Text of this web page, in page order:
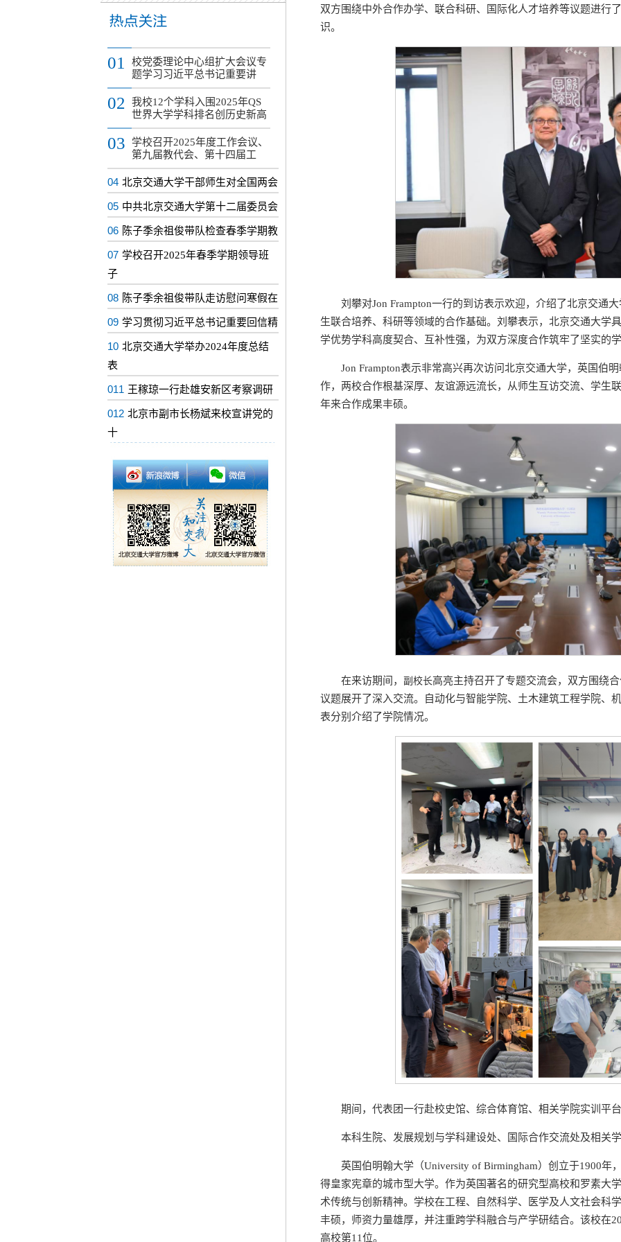
01
校党委理论中心组扩大会议专
题学习习近平总书记重要讲
02
我校12个学科入围2025年QS
世界大学学科排名创历史新高
03
学校召开2025年度工作会议、
第九届教代会、第十四届工
04 北京交通大学干部师生对全国两会
05 中共北京交通大学第十二届委员会
06 陈子季余祖俊带队检查春季学期教
07 学校召开2025年春季学期领导班
子
08 陈子季余祖俊带队走访慰问寒假在
09 学习贯彻习近平总书记重要回信精
10 北京交通大学举办2024年度总结
表
011 王稼琼一行赴雄安新区考察调研
012 北京市副市长杨斌来校宣讲党的
十
双方围绕中外合作办学、联合科研、国际化人才培养等议题进行
识。
刘攀对Jon Frampton一行的到访表示欢迎，介绍了北京交通
生联合培养、科研等领域的合作基础。刘攀表示，北京交通大学
学优势学科高度契合、互补性强，为双方深度合作筑牢了坚实的
Jon Frampton表示非常高兴再次访问北京交通大学，英国伯
作，两校合作根基深厚、友谊源远流长，从师生互访交流、学生
年来合作成果丰硕。
在来访期间， 副校长高亮主持召开了专题交流会，双方围绕
议题展开了深入交流。自动化与智能学院、土木建筑工程学院、
表分别介绍了学院情况。
期间，代表团一行赴校史馆、综合体育馆、相关学院实训平
本科生院、发展规划与学科建设处、国际合作交流处及相关
英国伯明翰大学（University of Birmingham）创立于1900年
得皇家宪章的城市型大学。作为英国著名的研究型高校和罗素大
术传统与创新精神。学校在工程、自然科学、医学及人文社会科
丰硕，师资力量雄厚，并注重跨学科融合与产学研结合。该校在
高校第11位。